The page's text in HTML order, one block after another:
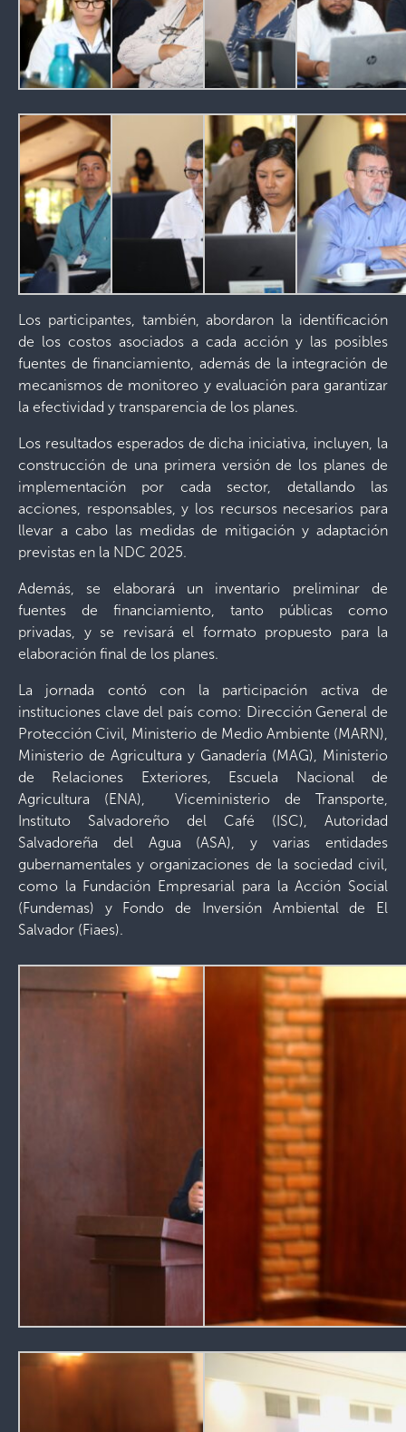
Los participantes, también, abordaron la identificación
de los costos asociados a cada acción y las posibles
fuentes de financiamiento, además de la integración de
mecanismos de monitoreo y evaluación para garantizar
la efectividad y transparencia de los planes.
Los resultados esperados de dicha iniciativa, incluyen, la
construcción de una primera versión de los planes de
implementación por cada sector, detallando las
acciones, responsables, y los recursos necesarios para
llevar a cabo las medidas de mitigación y adaptación
previstas en la NDC 2025.
Además, se elaborará un inventario preliminar de
fuentes de financiamiento, tanto públicas como
privadas, y se revisará el formato propuesto para la
elaboración final de los planes.
La jornada contó con la participación activa de
instituciones clave del país como: Dirección General de
Protección Civil, Ministerio de Medio Ambiente (MARN),
Ministerio de Agricultura y Ganadería (MAG), Ministerio
de Relaciones Exteriores, Escuela Nacional de
Agricultura (ENA), Viceministerio de Transporte,
Instituto Salvadoreño del Café (ISC), Autoridad
Salvadoreña del Agua (ASA), y varias entidades
gubernamentales y organizaciones de la sociedad civil,
como la Fundación Empresarial para la Acción Social
(Fundemas) y Fondo de Inversión Ambiental de El
Salvador (Fiaes).